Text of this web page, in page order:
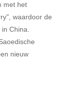
met het
waardoor de
China.
nieuw